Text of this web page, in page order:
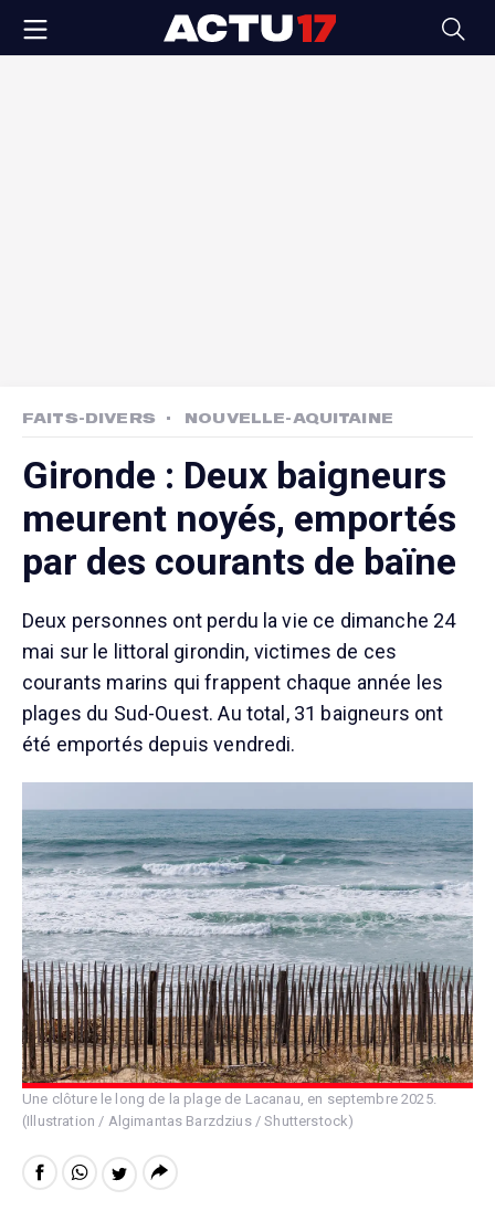
FAITS-DIVERS NOUVELLE-AQUITAINE
Gironde : Deux baigneurs
meurent noyés, emportés
par des courants de baïne
Deux personnes ont perdu la vie ce dimanche 24
mai sur le littoral girondin, victimes de ces
courants marins qui frappent chaque année les
plages du Sud-Ouest. Au total, 31 baigneurs ont
été emportés depuis vendredi.
Une clôture le long de la plage de Lacanau, en septembre 2025.
(Illustration / Algimantas Barzdzius / Shutterstock)